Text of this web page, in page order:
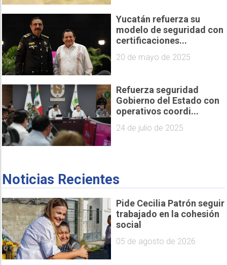
Yucatán refuerza su
modelo de seguridad con
certificaciones...
20 de mayo de 2025
Refuerza seguridad
Gobierno del Estado con
operativos coordi...
24 de julio de 2025
Noticias Recientes
Pide Cecilia Patrón seguir
trabajado en la cohesión
social
05 de agosto de 2026